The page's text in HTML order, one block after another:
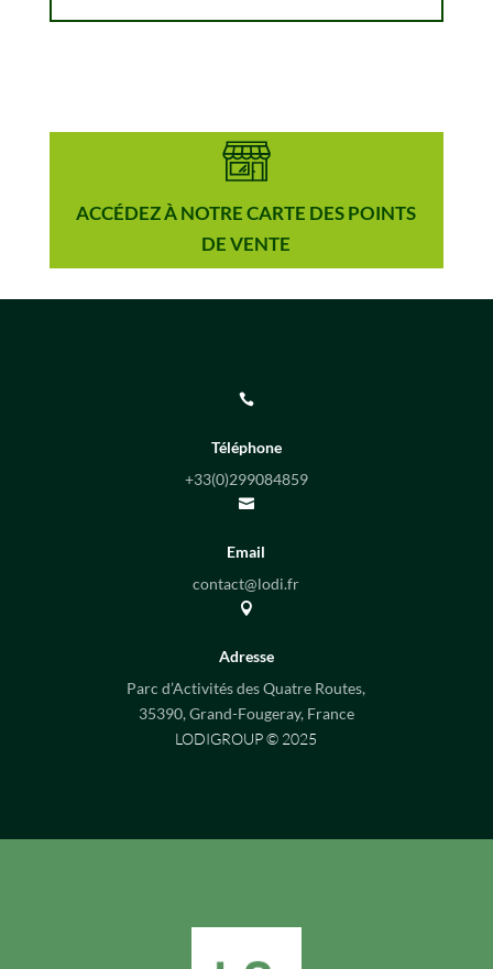
ACCÉDEZ À NOTRE CARTE DES POINTS
DE VENTE

Téléphone
+33(0)299084859

Email
contact@lodi.fr

Adresse
Parc d’Activités des Quatre Routes,
35390, Grand-Fougeray, France
LODIGROUP © 2025